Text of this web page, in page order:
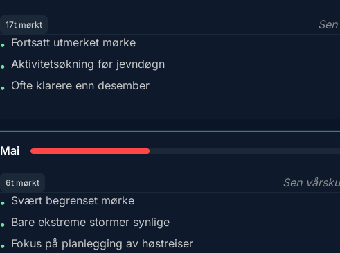
17t mørkt
• Fortsatt utmerket mørke
• Aktivitetsøkning før jevndøgn
• Ofte klarere enn desember
Mai
6t mørkt
Sen
• Svært begrenset mørke
• Bare ekstreme stormer synlige
• Fokus på planlegging av høstreiser